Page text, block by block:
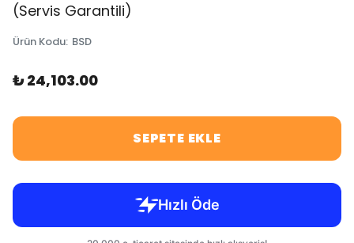
(Servis Garantili)
Ürün Kodu: BSD
₺ 24,103.00
SEPETE EKLE